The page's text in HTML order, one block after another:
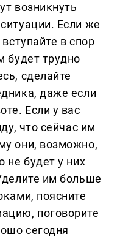
возникнуть
Если же
в спор
будет трудно
сделайте
даже если
Если у вас
что сейчас им
они, возможно,
не будет у них
им больше
поясните
поговорите
сегодня